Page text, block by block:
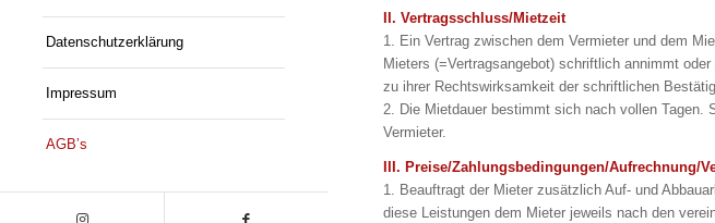
Datenschutzerklärung
Impressum
AGB’s
II. Vertragsschluss/Mietzeit
1. Ein Vertrag zwischen dem Vermieter und dem
Mieters (=Vertragsangebot) schriftlich annimmt
zu ihrer Rechtswirksamkeit der schriftlichen
2. Die Mietdauer bestimmt sich nach vollen Tagen.
Vermieter.
III. Preise/Zahlungsbedingungen/Aufrechnung/
1. Beauftragt der Mieter zusätzlich Auf- und
diese Leistungen dem Mieter jeweils nach den